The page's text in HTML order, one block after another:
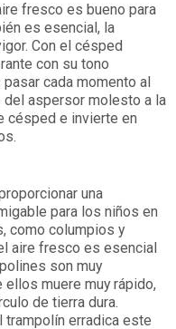
fresco es bueno para
es esencial, la
Con el césped
con su tono
cada momento al
aspersor molesto a la
césped e invierte en
una
para los niños en
como columpios y
aire fresco es esencial
son muy
muere muy rápido,
de tierra dura.
erradica este